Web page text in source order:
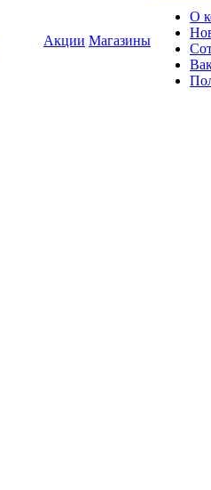
Акции Магазины
О